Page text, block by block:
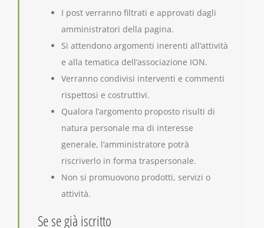
I post verranno filtrati e approvati dagli
amministratori della pagina.
Si attendono argomenti inerenti all’attività
e alla tematica dell’associazione ION.
Verranno condivisi interventi e commenti
rispettosi e costruttivi.
Qualora l’argomento proposto risulti di
natura personale ma di interesse
generale, l’amministratore potrà
riscriverlo in forma traspersonale.
Non si promuovono prodotti, servizi o
attività.
Se se già iscritto